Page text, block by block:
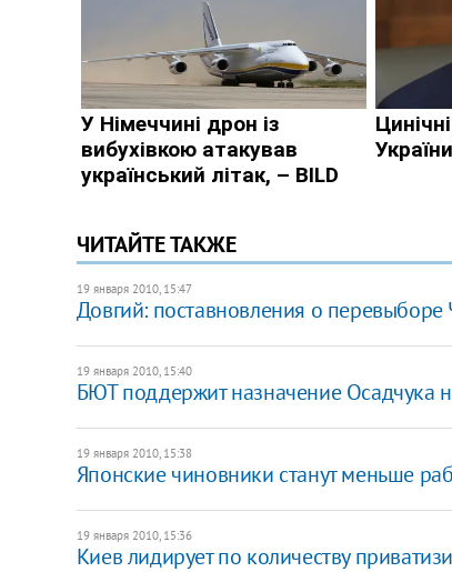
ЧИТАЙТЕ ТАКЖЕ
19 января 2010, 15:47
Довгий: поставновления о
19 января 2010, 15:40
БЮТ поддержит назначение Осадчука
19 января 2010, 15:38
Японские чиновники станут меньше
19 января 2010, 15:36
Киев лидирует по количеству